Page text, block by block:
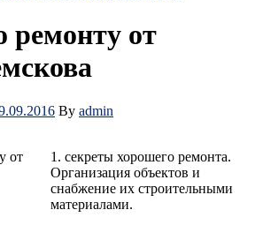
ремонту от
By admin
1. секреты хорошего ремонта.
Организация объектов и
снабжение их строительными
материалами.